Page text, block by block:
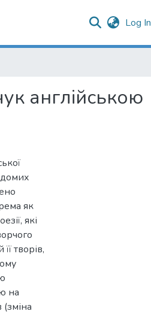
Log In
англійською
як
які
творів,
на
(зміна